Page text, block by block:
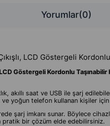
Yorumlar(0)
LCD Göstergeli
Göstergeli Kordonlu Taşınabilir
akıllı saat ve USB ile şarj
yoğun telefon kullanan kişiler için
şarj imkanı sunar. Böylece
pratik bir çözüm elde edebilirsiniz.